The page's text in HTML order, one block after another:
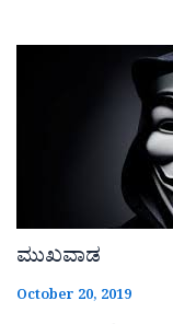
ಮುಖವಾಡ
October 20, 2019